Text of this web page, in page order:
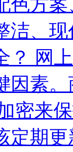
洁、
？ 网
因素
密来
定期